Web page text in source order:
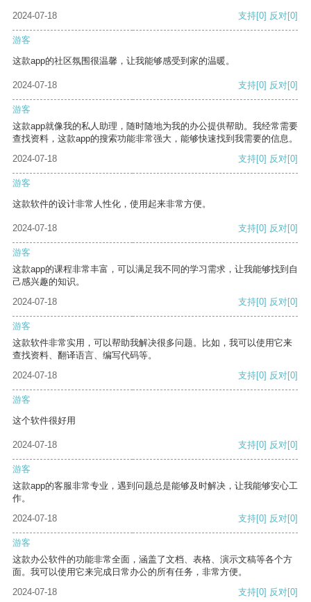
2024-07-18 支持[0] 反对[0]
游客
这款app的社区氛围很温馨，让我能够感受到家的温暖。
2024-07-18 支持[0] 反对[0]
游客
这款app就像我的私人助理，随时随地为我的办公提供帮助。我经常需要
查找资料，这款app的搜索功能非常强大，能够快速找到我需要的信息。
2024-07-18
支持[0] 反对[0]
游客
这款软件的设计非常人性化，使用起来非常方便。
2024-07-18 支持[0] 反对[0]
游客
这款app的课程非常丰富，可以满足我不同的学习需求，让我能够找到自
己感兴趣的知识。
2024-07-18
支持[0] 反对[0]
游客
这款软件非常实用，可以帮助我解决很多问题。比如，我可以使用它来
查找资料、翻译语言、编写代码等。
2024-07-18
支持[0] 反对[0]
游客
这个软件很好用
2024-07-18 支持[0] 反对[0]
游客
这款app的客服非常专业，遇到问题总是能够及时解决，让我能够安心工
作。
2024-07-18
支持[0] 反对[0]
游客
这款办公软件的功能非常全面，涵盖了文档、表格、演示文稿等各个方
面。我可以使用它来完成日常办公的所有任务，非常方便。
2024-07-18
支持[0] 反对[0]